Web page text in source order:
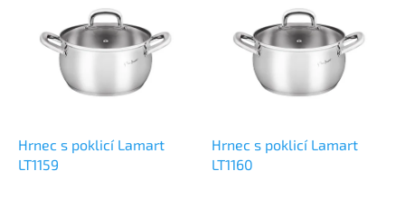
Hrnec s poklicí Lamart
LT1159
Hrnec s poklicí Lamart
LT1160